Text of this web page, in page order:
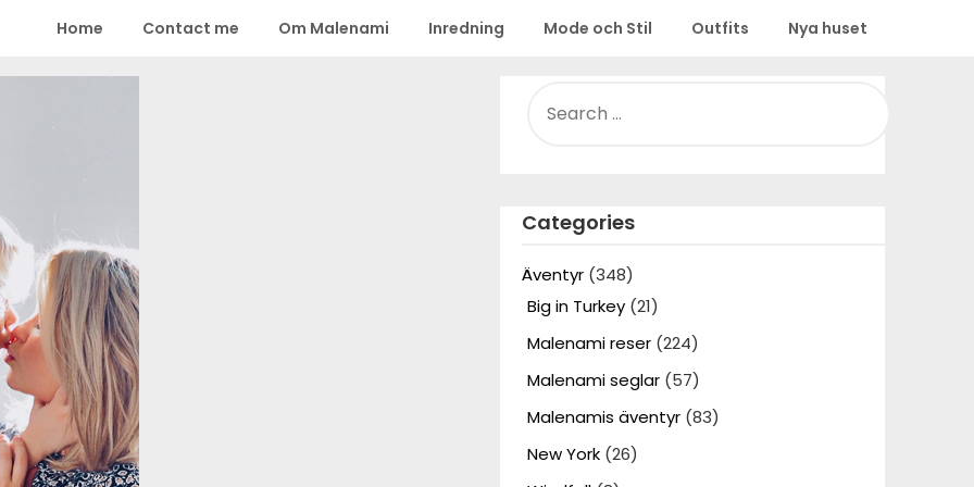
Home Contact me Om Malenami Inredning Mode och Stil Outfits Nya huset
FOR:
Categories
Äventyr(348)
Big in Turkey(21)
Malenami reser(224)
Malenami seglar(57)
Malenamis äventyr(83)
New York(26)